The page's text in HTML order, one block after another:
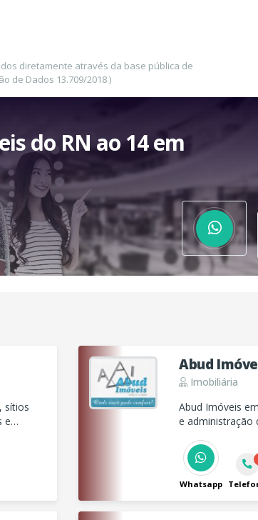
diretamente através da base pública de
de Dados 13.709/2018 )
do RN ao 14 em
sítios
e
Abud
Imobiliária
Abud Imóveis
e administração
Whatsapp